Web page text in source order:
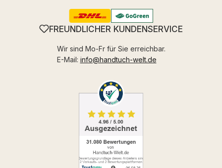
FREUNDLICHER KUNDENSERVICE
Wir sind Mo-Fr für Sie erreichbar.
E-Mail: info@handtuch-welt.de